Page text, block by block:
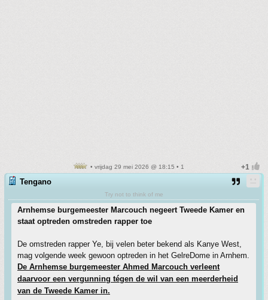
• vrijdag 29 mei 2026 @ 18:15 • 1
Tengano
Try not to think of me
Arnhemse burgemeester Marcouch negeert Tweede Kamer en
staat optreden omstreden rapper toe
De omstreden rapper Ye, bij velen beter bekend als Kanye West,
mag volgende week gewoon optreden in het GelreDome in Arnhem.
De Arnhemse burgemeester Ahmed Marcouch verleent
daarvoor een vergunning tégen de wil van een meerderheid
van de Tweede Kamer in.